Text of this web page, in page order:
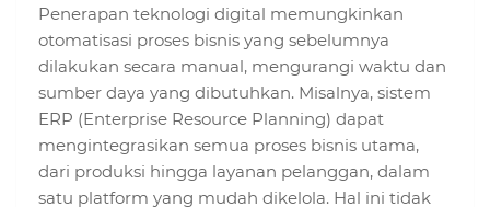
Penerapan teknologi digital memungkinkan
otomatisasi proses bisnis yang sebelumnya
dilakukan secara manual, mengurangi waktu dan
sumber daya yang dibutuhkan. Misalnya, sistem
ERP (Enterprise Resource Planning) dapat
mengintegrasikan semua proses bisnis utama,
dari produksi hingga layanan pelanggan, dalam
satu platform yang mudah dikelola. Hal ini tidak